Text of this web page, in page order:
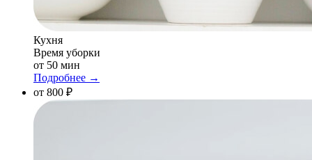
Кухня
Время уборки
от 50 мин
Подробнее →
от 800 ₽